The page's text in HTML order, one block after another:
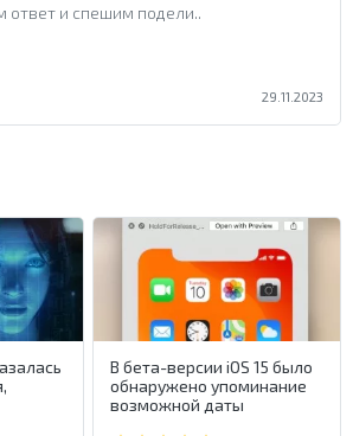
ответ и спешим подели..
29.11.2023
В бета-версии iOS 15 было
обнаружено упоминание
возможной даты